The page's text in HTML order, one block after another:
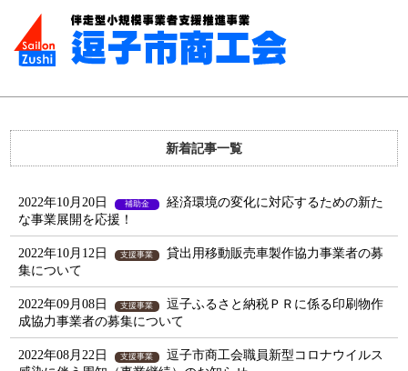
新着記事一覧
2022年10月20日 補助金
経済環境の変化に対応するための新た
な事業展開を応援！
2022年10月12日 支援事業
貸出用移動販売車製作協力事業者の募
集について
2022年09月08日 支援事業
逗子ふるさと納税ＰＲに係る印刷物作
成協力事業者の募集について
2022年08月22日 支援事業
逗子市商工会職員新型コロナウイルス